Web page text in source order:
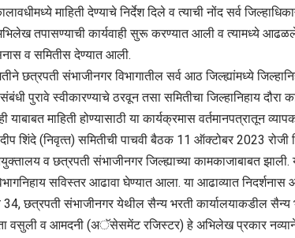
माहिती देण्‍याचे निर्देश दिले व त्‍याची नोंद सर्व
तपासण्‍याची कार्यवाही सुरू करण्‍यात आली व त्‍यामध्‍ये
व समितीस देण्‍यात आली.
छत्रपती संभाजीनगर विभागातील सर्व आठ जिल्‍ह्यांमध्‍ये
पुरावे स्वीकारण्‍याचे ठरवून तसा समितीचा जिल्‍हानिहाय दौरा
याबाबत माहिती होण्‍यासाठी या कार्यक्रमास वर्तमानपत्रातून
शिंदे (निवृत्‍त) समितीची पाचवी बैठक 11 ऑक्टोबर 2023
व छत्रपती संभाजीनगर जिल्‍ह्याच्‍या कामकाजाबाबत
सविस्‍तर आढावा घेण्‍यात आला. या आढाव्‍यात
छत्रपती संभाजीनगर येथील सैन्‍य भरती कार्यालयाकडील
वसुली व आमदनी (अॅसेसमेंट रजिस्‍टर) हे अभिलेख प्रकार नव्‍याने